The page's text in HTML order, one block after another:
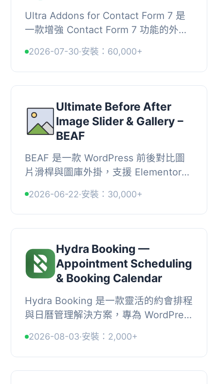
Ultra Addons for Contact Form 7 是
一款增強 Contact Form 7 功能的外
讓網站的聯絡表單更加靈活與強大，滿
足各種需求。,...
2026-07-30·安裝：60,000+
Ultimate Before After
Image Slider & Gallery –
BEAF
BEAF 是一款 WordPress 前後對比圖
片滑桿與圖庫外掛，支援 Elementor、
面編輯器，可免費建立無限數量的圖片
比較滑桿，輕鬆...
2026-06-22·安裝：30,000+
Hydra Booking —
Appointment Scheduling
& Booking Calendar
Hydra Booking 是一款靈活的約會排程
與日曆管理解決方案，專為 WordPress
WooCommerce 整合，幫助各類型企
業有效管理預約與訂單。,...
2026-08-03·安裝：2,000+